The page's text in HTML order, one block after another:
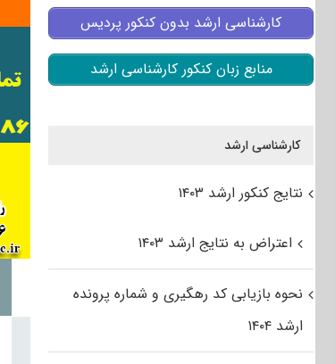
کارشناسی ارشد بدون کنکور پردیس
منابع زبان کنکور کارشناسی ارشد
کارشناسی ارشد
نتایج کنکور ارشد ۱۴۰۳
اعتراض به نتایج ارشد ۱۴۰۳
نحوه بازیابی کد رهگیری و شماره پرونده
ارشد ۱۴۰۴